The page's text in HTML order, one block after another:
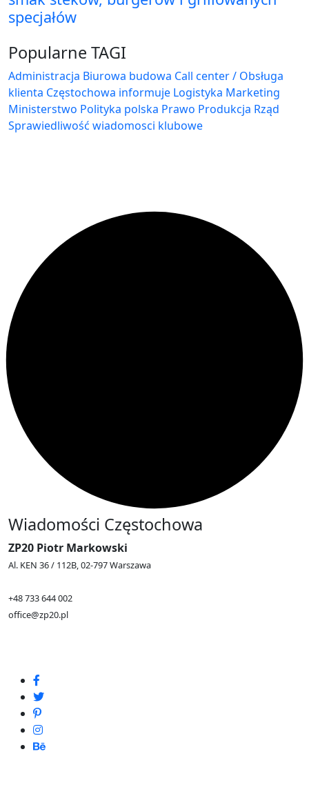
specjałów
Popularne TAGI
Administracja Biurowa budowa Call center / Obsługa
klienta Częstochowa informuje Logistyka Marketing
Ministerstwo Polityka polska Prawo Produkcja Rząd
Sprawiedliwość wiadomosci klubowe
Wiadomości Częstochowa
ZP20 Piotr Markowski
Al. KEN 36 / 112B, 02-797 Warszawa
+48 733 644 002
office@zp20.pl